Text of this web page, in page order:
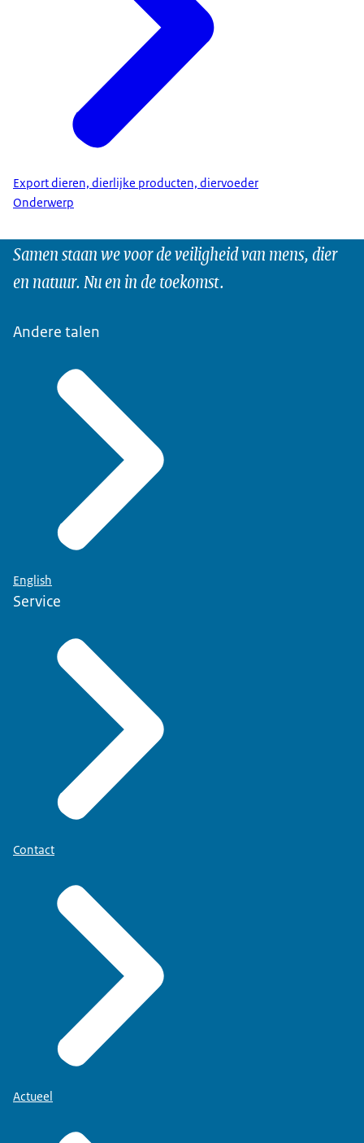
Export dieren, dierlijke producten, diervoeder
Onderwerp
Samen staan we voor de veiligheid van mens, dier
en natuur. Nu en in de toekomst.
Andere talen
English
Service
Contact
Actueel